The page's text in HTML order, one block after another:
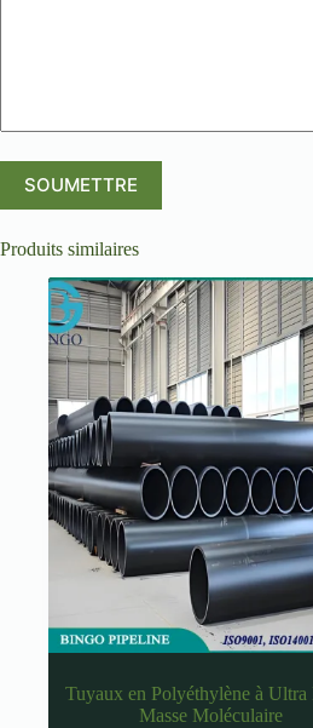
Produits similaires
Tuyaux en Polyéthylène à Ultra
Masse Moléculaire